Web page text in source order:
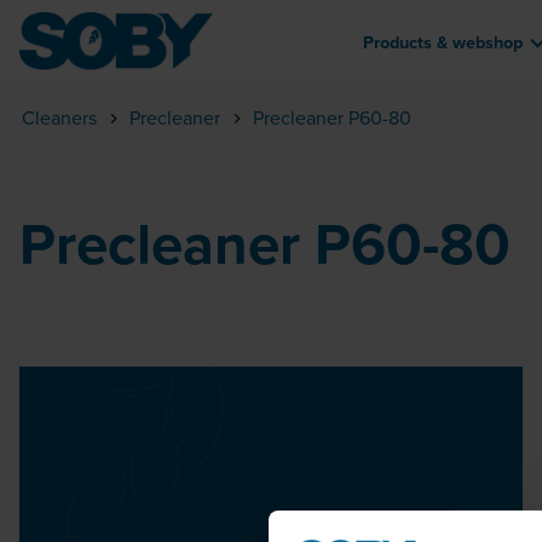
Products & webshop
Cleaners Precleaner Precleaner P60-80
Precleaner P60-80